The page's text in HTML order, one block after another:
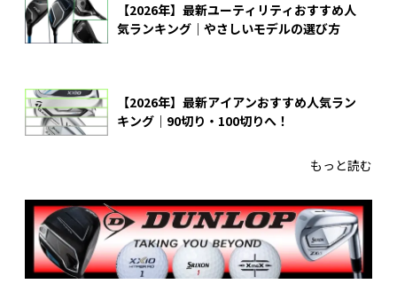
【2026年】最新ユーティリティおすすめ人
気ランキング｜やさしいモデルの選び方
【2026年】最新アイアンおすすめ人気ラン
キング｜90切り・100切りへ！
もっと読む